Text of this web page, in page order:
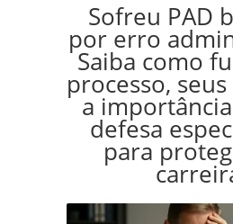
Sofreu PAD
por erro
Saiba como
processo,
a
defesa
para